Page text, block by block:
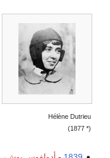
Hélène Dutrieu
(* 1877)